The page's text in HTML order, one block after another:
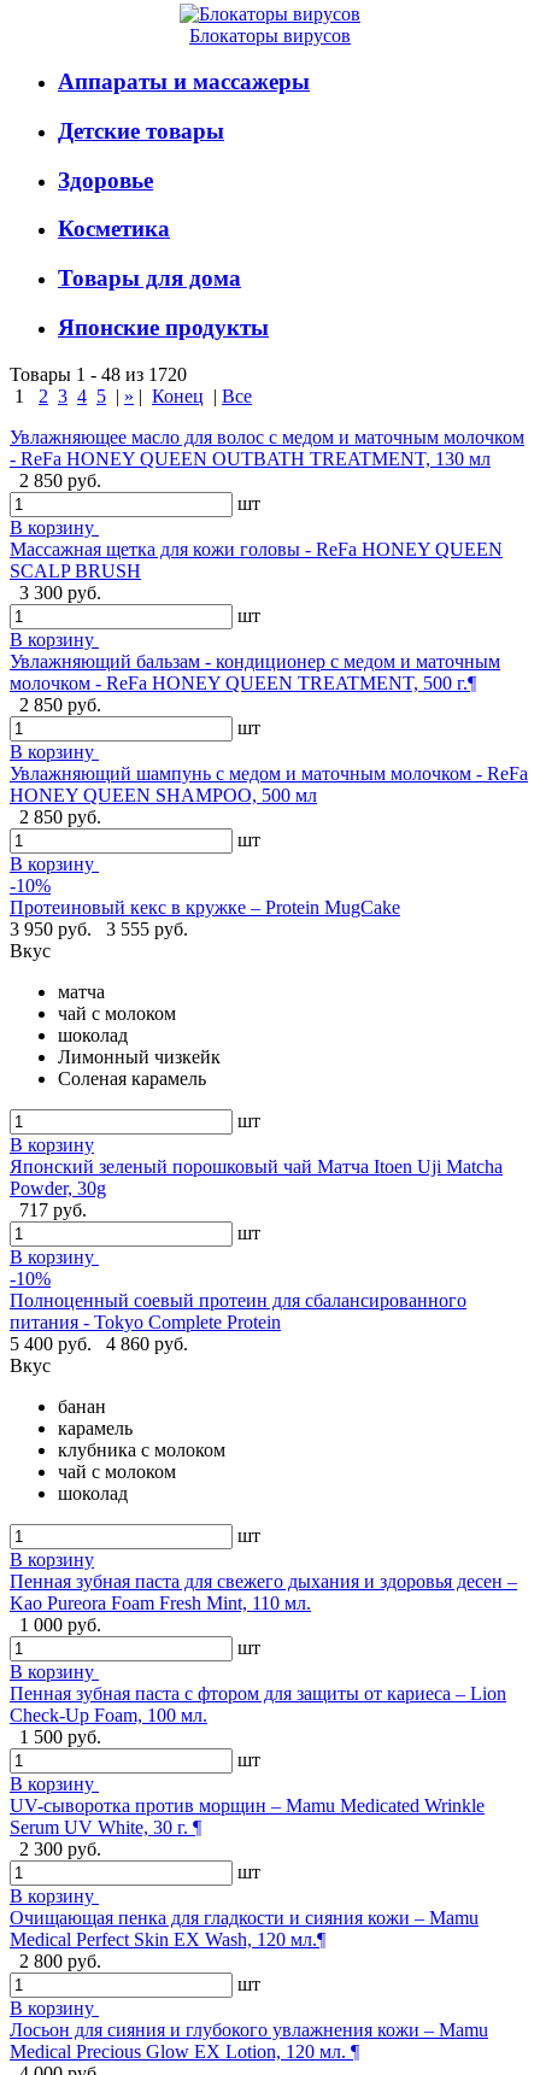
Блокаторы вирусов
Аппараты и массажеры
Детские товары
Здоровье
Косметика
Товары для дома
Японские продукты
Товары 1 - 48 из 1720
1
2 3 4 5 | » | Конец | Все
Увлажняющее масло для волос с медом и маточным молочком
- ReFa HONEY QUEEN OUTBATH TREATMENT, 130 мл
2 850 руб.
шт
В корзину
Массажная щетка для кожи головы - ReFa HONEY QUEEN
SCALP BRUSH
3 300 руб.
шт
В корзину
Увлажняющий бальзам - кондиционер с медом и маточным
молочком - ReFa HONEY QUEEN TREATMENT, 500 г.¶
2 850 руб.
шт
В корзину
Увлажняющий шампунь с медом и маточным молочком - ReFa
HONEY QUEEN SHAMPOO, 500 мл
2 850 руб.
шт
В корзину
-10%
Протеиновый кекс в кружке – Protein MugCake
3 950 руб.
3 555 руб.
Вкус
матча
чай с молоком
шоколад
Лимонный чизкейк
Соленая карамель
шт
В корзину
Японский зеленый порошковый чай Матча Itoen Uji Matcha
Powder, 30g
717 руб.
шт
В корзину
-10%
Полноценный соевый протеин для сбалансированного
питания - Tokyo Complete Protein
5 400 руб.
4 860 руб.
Вкус
банан
карамель
клубника с молоком
чай с молоком
шоколад
шт
В корзину
Пенная зубная паста для свежего дыхания и здоровья десен –
Kao Pureora Foam Fresh Mint, 110 мл.
1 000 руб.
шт
В корзину
Пенная зубная паста с фтором для защиты от кариеса – Lion
Check-Up Foam, 100 мл.
1 500 руб.
шт
В корзину
UV-сыворотка против морщин – Mamu Medicated Wrinkle
Serum UV White, 30 г. ¶
2 300 руб.
шт
В корзину
Очищающая пенка для гладкости и сияния кожи – Mamu
Medical Perfect Skin EX Wash, 120 мл.¶
2 800 руб.
шт
В корзину
Лосьон для сияния и глубокого увлажнения кожи – Mamu
Medical Precious Glow EX Lotion, 120 мл. ¶